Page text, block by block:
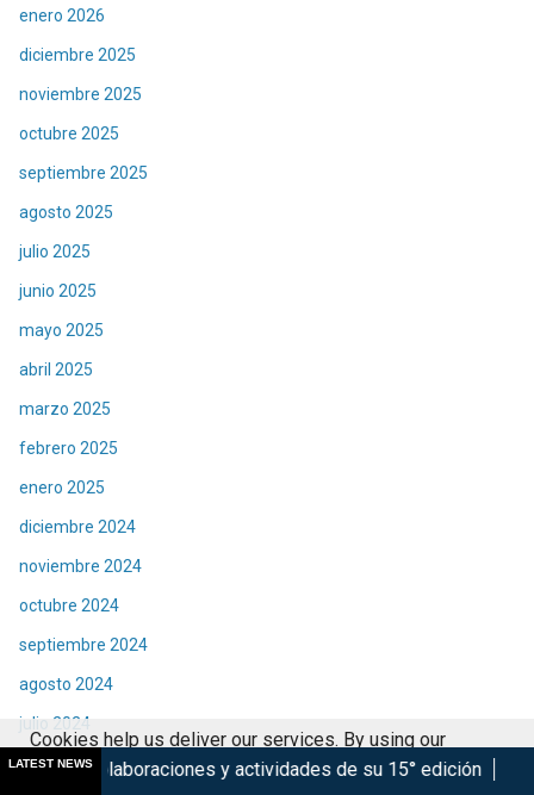
enero 2026
diciembre 2025
noviembre 2025
octubre 2025
septiembre 2025
agosto 2025
julio 2025
junio 2025
mayo 2025
abril 2025
marzo 2025
febrero 2025
enero 2025
diciembre 2024
noviembre 2024
octubre 2024
septiembre 2024
agosto 2024
julio 2024
junio 2024
LATEST NEWSy actividades de su 15° edición Marsupilami: Caos a
Cookies help us deliver our services. By using our
services, you agree to our use of cookies.
Got it